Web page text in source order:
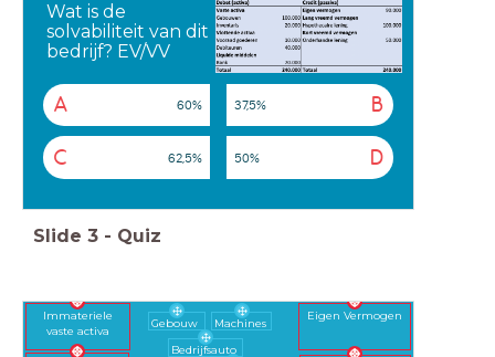
Wat is de
solvabiliteit van dit
bedrijf? EV/VV
A 60% B
37,5%
C 62,5% D
50%
Slide 3 - Quiz
Immateriele
vaste activa
Eigen Vermogen
Bedrijfsauto
Machines
Gebouw